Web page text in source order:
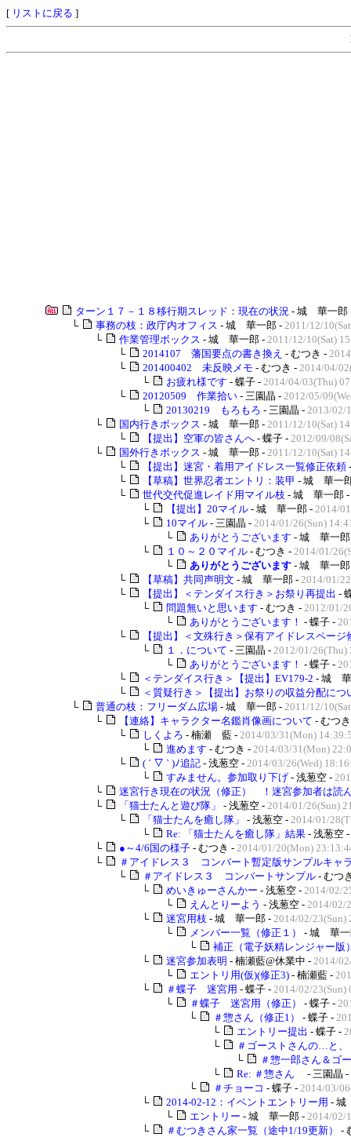
[ リストに戻る ]
ターン１７－１８移行期スレッド：現在の状況 - 城 華一郎
└
事務の枝：政庁内オフィス - 城 華一郎 - 2011/12/
└
作業管理ボックス - 城 華一郎 - 2011/12/10(Sat)
└
2014107 藩国要点の書き換え - むつき -
└
201400402 未反映メモ - むつき - 2014/04/
└
お疲れ様です - 蝶子 - 2014/04/03(Thu)
└
20120509 作業拾い - 三園晶 - 2012/05/
└
20130219 もろもろ - 三園晶 - 2013/02/
└
国内行きボックス - 城 華一郎 - 2011/12/10(Sat)
└
【提出】空軍の皆さんへ - 蝶子 - 2012/09/
└
国外行きボックス - 城 華一郎 - 2011/12/10(Sat)
└
【提出】迷宮・着用アイドレス一覧修正依頼
└
【草稿】世界忍者エントリ：装甲 - 城 華一
└
世代交代促進レイド用マイル枝 - 城 華一郎 -
└
【提出】20マイル - 城 華一郎 - 2014/
└
10マイル - 三園晶 - 2014/01/26(Sun)
└
ありがとうございます - 城 華一
└
１０～２０マイル - むつき - 2014/01/
└
ありがとうございます - 城 華一
└
【草稿】共同声明文 - 城 華一郎 - 2014/01/
└
【提出】＜テンダイス行き＞お祭り再提出 -
└
問題無いと思います - むつき - 2012/01/
└
ありがとうございます！ - 蝶子 -
└
【提出】＜文殊行き＞保有アイドレスページ
└
１．について - 三園晶 - 2012/01/26(Thu)
└
ありがとうございます！ - 蝶子 -
└
＜テンダイス行き＞【提出】EV179-2 - 城
└
＜質疑行き＞【提出】お祭りの収益分配につ
└
普通の枝：フリーダム広場 - 城 華一郎 - 2011/12/
└
【連絡】キャラクター名鑑肖像画について - むつ
└
しくよろ - 楠瀬 藍 - 2014/03/31(Mon)
└
進めます - むつき - 2014/03/31(Mon)
└
( ´ ▽ ` )ﾉ追記 - 浅葱空 - 2014/03/26(Wed)
└
すみません。参加取り下げ - 浅葱空 -
└
迷宮行き現在の状況（修正） ！迷宮参加者は読
└
「猫士たんと遊び隊」 - 浅葱空 - 2014/01/26(Sun)
└
「猫士たんを癒し隊」 - 浅葱空 - 2014/01/
└
Re: 「猫士たんを癒し隊」結果 - 浅葱空 -
└
●～4/6国の様子 - むつき - 2014/01/20(Mon)
└
＃アイドレス３ コンバート暫定版サンプルキャ
└
＃アイドレス３ コンバートサンプル - むつ
└
めいきゅーさんかー - 浅葱空 - 2014/02/
└
えんとりーよう - 浅葱空 - 2014/02/
└
迷宮用枝 - 城 華一郎 - 2014/02/23(Sun)
└
メンバー一覧（修正１）
- 城 華
└
補正（電子妖精レンジャー版
└
迷宮参加表明 - 楠瀬藍@休業中 - 2014/
└
エントリ用(仮)(修正3) - 楠瀬藍 -
└
＃蝶子 迷宮用 - 蝶子 - 2014/02/23(Sun)
└
＃蝶子 迷宮用（修正） - 蝶子 -
└
＃惣さん（修正1） - 蝶子 -
└
エントリー提出 - 蝶子 -
└
＃ゴーストさんの…と、
└
＃惣一郎さん＆ゴ
└
Re: ＃惣さん
- 三園晶 -
└
＃チョーコ - 蝶子 - 2014/03/
└
2014-02-12：イベントエントリー用 -
└
エントリー - 城 華一郎 - 2014/02/
└
＃むつきさん家一覧（途中1/19更新）
-